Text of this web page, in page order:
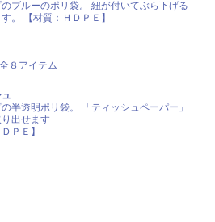
ブルーのポリ袋。 紐が付いてぶら下げる
。 【材質：ＨＤＰＥ】
アイテム
半透明ポリ袋。 「ティッシュペーパー」
出せます
ＰＥ】